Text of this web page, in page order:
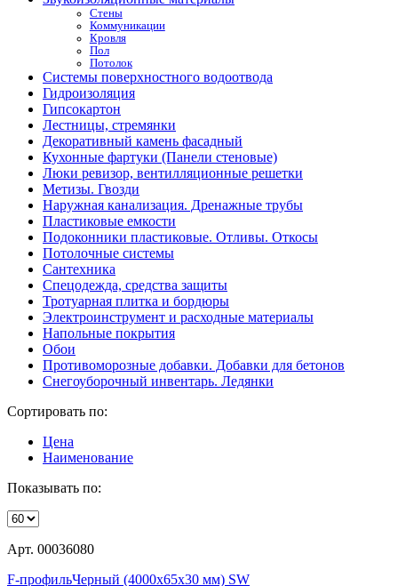
Стены
Коммуникации
Кровля
Пол
Потолок
Системы поверхностного водоотвода
Гидроизоляция
Гипсокартон
Лестницы, стремянки
Декоративный камень фасадный
Кухонные фартуки (Панели стеновые)
Люки ревизор, вентилляционные решетки
Метизы. Гвозди
Наружная канализация. Дренажные трубы
Пластиковые емкости
Подоконники пластиковые. Отливы. Откосы
Потолочные системы
Сантехника
Спецодежда, средства защиты
Тротуарная плитка и бордюры
Электроинструмент и расходные материалы
Напольные покрытия
Обои
Противоморозные добавки. Добавки для бетонов
Снегоуборочный инвентарь. Ледянки
Сортировать по:
Цена
Наименование
Показывать по:
Арт. 00036080
F-профильЧерный (4000х65х30 мм) SW